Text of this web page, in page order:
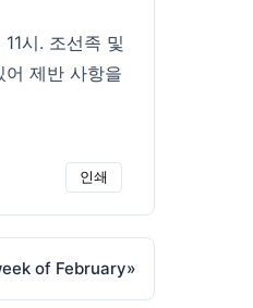
시. 조선족 및
제반 사항을
인쇄
of February»